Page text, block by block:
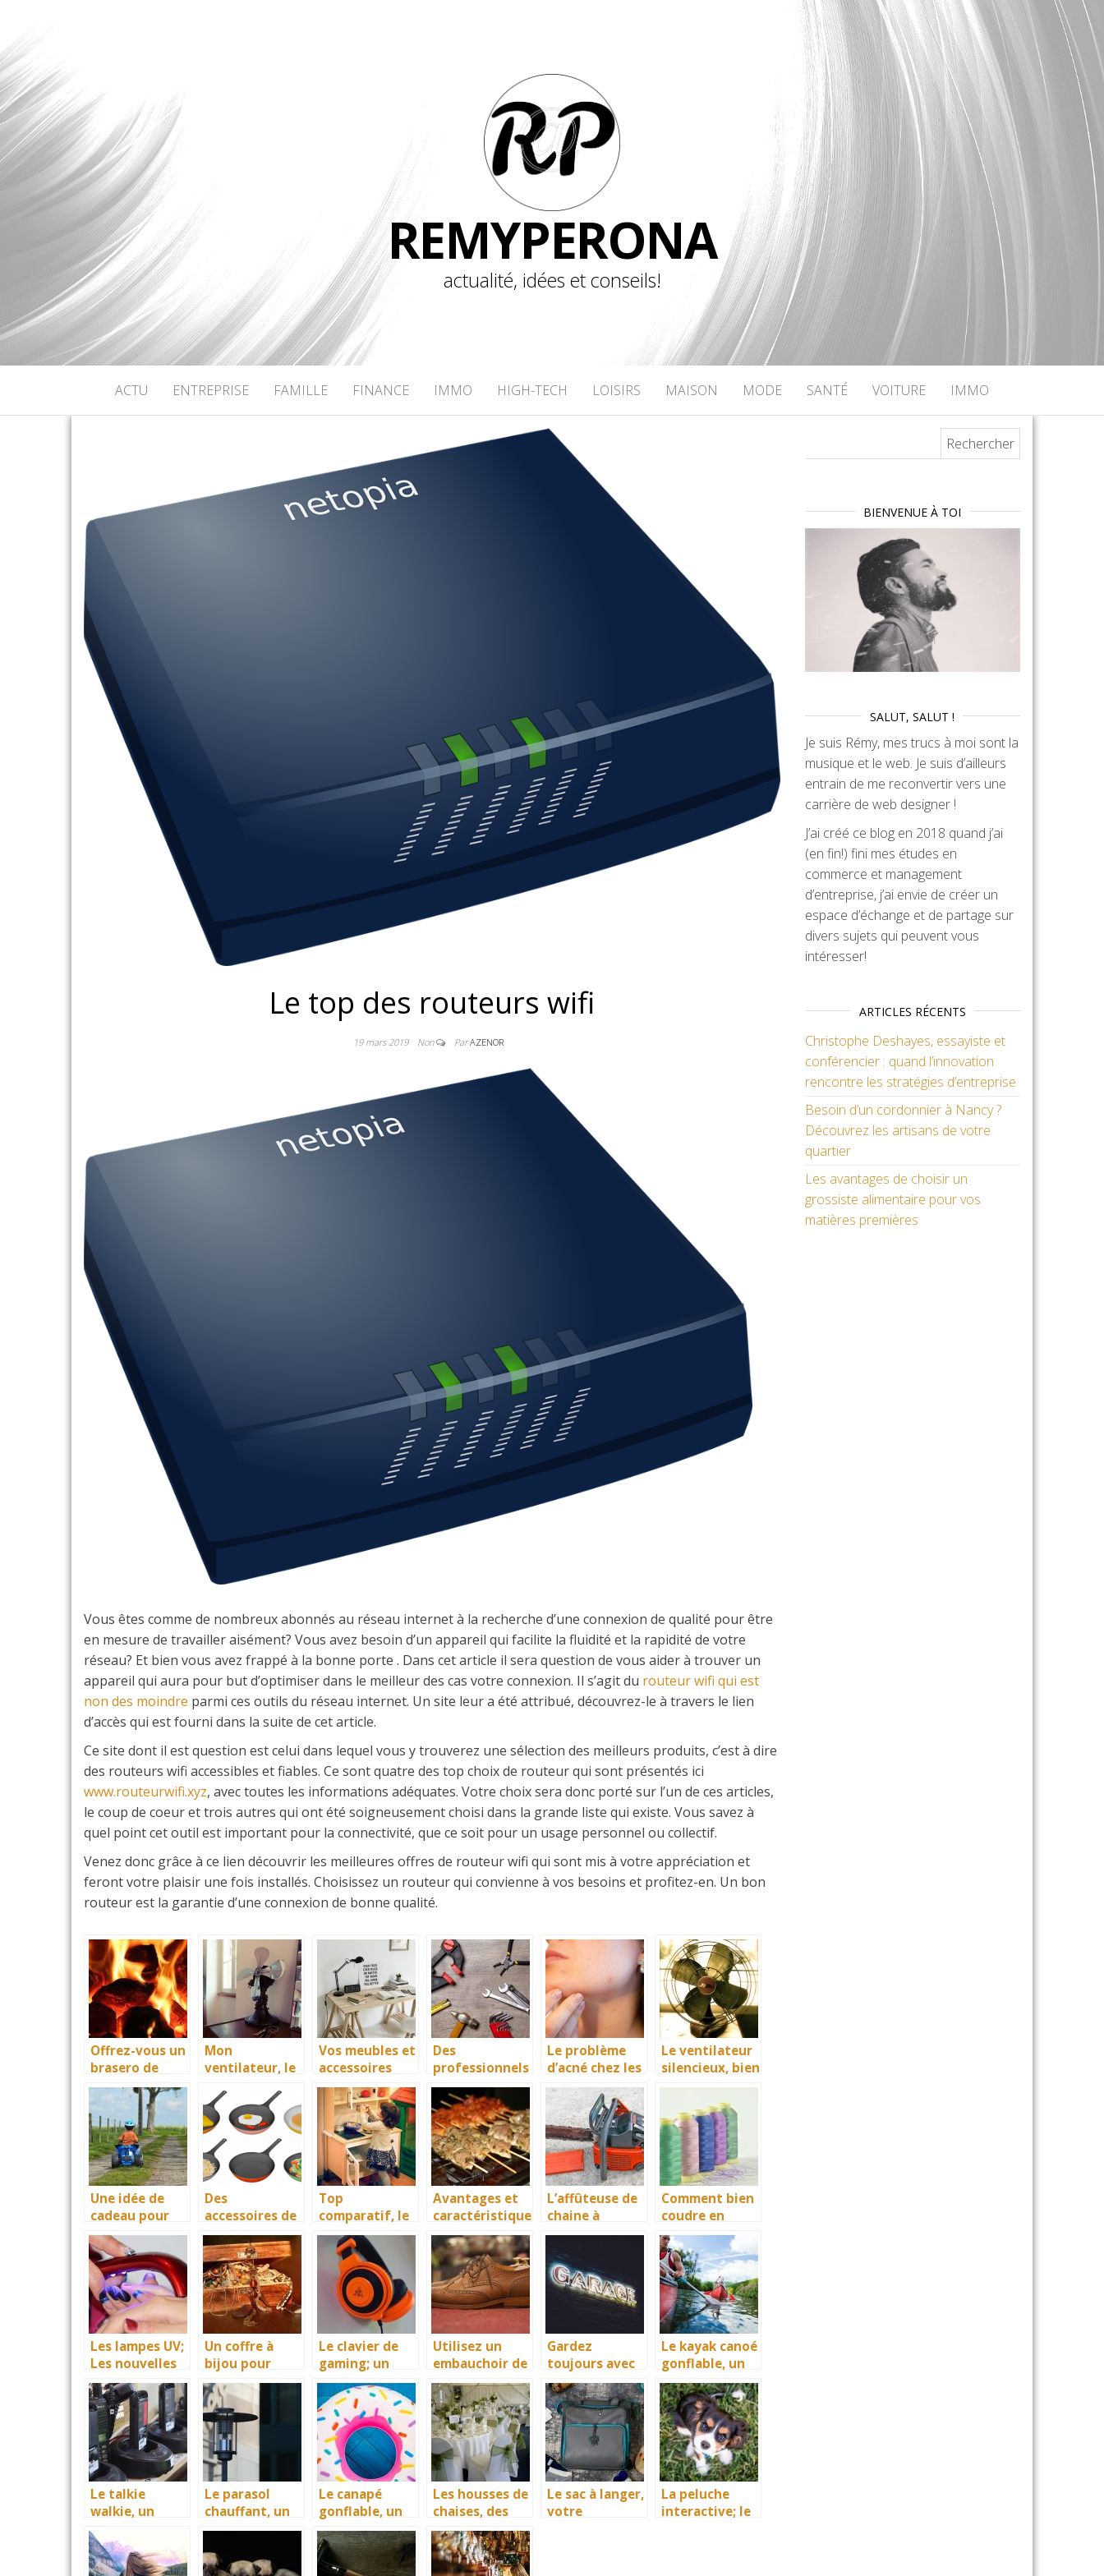
REMYPERONA
actualité, idées et conseils!
ACTU ENTREPRISE FAMILLE FINANCE IMMO HIGH-TECH LOISIRS MAISON MODE SANTÉ VOITURE IMMO
Le top des routeurs wifi
19 mars 2019 Non ParAZENOR
Vous êtes comme de nombreux abonnés au réseau internet à la recherche d’une connexion de qualité pour être
en mesure de travailler aisément? Vous avez besoin d’un appareil qui facilite la fluidité et la rapidité de votre
réseau? Et bien vous avez frappé à la bonne porte . Dans cet article il sera question de vous aider à trouver un
appareil qui aura pour but d’optimiser dans le meilleur des cas votre connexion. Il s’agit du routeur wifi qui est
non des moindre parmi ces outils du réseau internet. Un site leur a été attribué, découvrez-le à travers le lien
d’accès qui est fourni dans la suite de cet article.
Ce site dont il est question est celui dans lequel vous y trouverez une sélection des meilleurs produits, c’est à dire
des routeurs wifi accessibles et fiables. Ce sont quatre des top choix de routeur qui sont présentés ici
www.routeurwifi.xyz, avec toutes les informations adéquates. Votre choix sera donc porté sur l’un de ces articles,
le coup de coeur et trois autres qui ont été soigneusement choisi dans la grande liste qui existe. Vous savez à
quel point cet outil est important pour la connectivité, que ce soit pour un usage personnel ou collectif.
Venez donc grâce à ce lien découvrir les meilleures offres de routeur wifi qui sont mis à votre appréciation et
feront votre plaisir une fois installés. Choisissez un routeur qui convienne à vos besoins et profitez-en. Un bon
routeur est la garantie d’une connexion de bonne qualité.
Offrez-vous un
brasero de
jardin ou de
terrasse
Mon
ventilateur, le
informatif sur
les meilleurs
appareils
Vos meubles et
accessoires
réalisés par
des ébénistes
Des
professionnels
de la
climatisation
Le problème
d’acné chez les
adultes
Le ventilateur
silencieux, bien
plus
avantageux
Une idée de
cadeau pour
enfant : Le
quad
électrique
Des
accessoires de
qualité, les
poêles à
inductions
Top
comparatif, le
site de
produits et
accessoires
pour vos
enfants
Avantages et
caractéristique
s du chariot
plancha
L’affûteuse de
chaine à
tronçonneuse,
un équipement
idéal pour
affûter au
mieux votre
tronçonneuse
Comment bien
coudre en
gagnant du
temps ? La
machine à
broder bien sûr
Les lampes UV;
Les nouvelles
stars de la
cosmétique
Un coffre à
bijou pour
empêcher la
dégradation de
vos bijoux de
valeur
Le clavier de
gaming; un
essentiel à ne
pas négliger
Utilisez un
embauchoir de
chaussure pour
préserver vos
souliers
Gardez
toujours avec
vous un
numéro de
garagiste
Le kayak canoé
gonflable, un
bon
équipement de
divertissement
nautique
Le talkie
walkie, un
moyen de
communicatio
n pour tous
Le parasol
chauffant, un
accessoire
diffusion de la
Le canapé
gonflable, un
meuble par
excellence
pour une
Les housses de
chaises, des
accessoires
idéals pour
protéger vos
Le sac à langer,
votre
La peluche
interactive; le
BIENVENUE À TOI
SALUT, SALUT !
Je suis Rémy, mes trucs à moi sont la
musique et le web. Je suis d’ailleurs
entrain de me reconvertir vers une
carrière de web designer !
J’ai créé ce blog en 2018 quand j’ai
(en fin!) fini mes études en
commerce et management
d’entreprise, j’ai envie de créer un
espace d’échange et de partage sur
divers sujets qui peuvent vous
intéresser!
ARTICLES RÉCENTS
Christophe Deshayes, essayiste et
conférencier : quand l’innovation
rencontre les stratégies d’entreprise
Besoin d’un cordonnier à Nancy ?
Découvrez les artisans de votre
quartier
Les avantages de choisir un
grossiste alimentaire pour vos
matières premières